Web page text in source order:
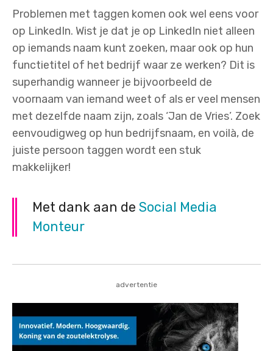
Problemen met taggen komen ook wel eens voor
op LinkedIn. Wist je dat je op LinkedIn niet alleen
op iemands naam kunt zoeken, maar ook op hun
functietitel of het bedrijf waar ze werken? Dit is
superhandig wanneer je bijvoorbeeld de
voornaam van iemand weet of als er veel mensen
met dezelfde naam zijn, zoals ‘Jan de Vries’. Zoek
eenvoudigweg op hun bedrijfsnaam, en voilà, de
juiste persoon taggen wordt een stuk
makkelijker!
Met dank aan de Social Media
Monteur
advertentie